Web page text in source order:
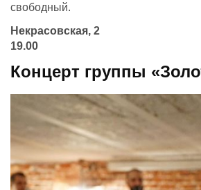
свободный.
Некрасовская, 2
19.00
Концерт группы